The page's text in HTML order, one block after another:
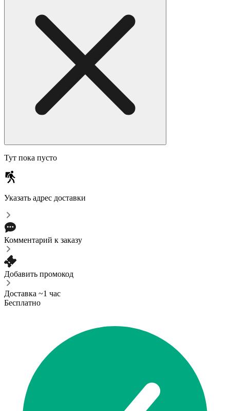
Тут пока пусто
Указать адрес доставки
Комментарий к заказу
Добавить промокод
Доставка ~1 час
Бесплатно